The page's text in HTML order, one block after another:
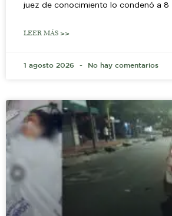
juez de conocimiento lo condenó a 8
LEER MÁS >>
1 agosto 2026 No hay comentarios